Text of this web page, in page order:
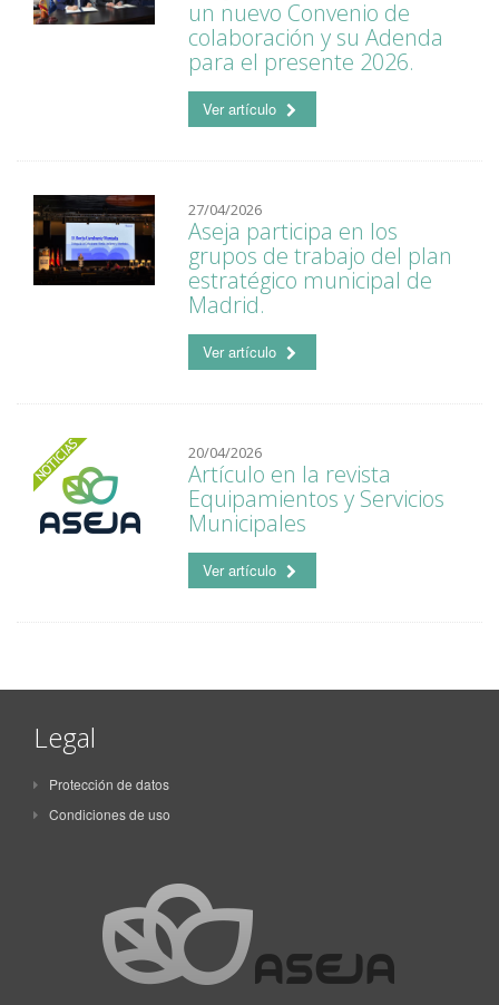
un nuevo Convenio de
colaboración y su Adenda
para el presente 2026.
Ver artículo
27/04/2026
Aseja participa en los
grupos de trabajo del plan
estratégico municipal de
Madrid.
Ver artículo
20/04/2026
Artículo en la revista
Equipamientos y Servicios
Municipales
Ver artículo
Legal
Protección de datos
Condiciones de uso